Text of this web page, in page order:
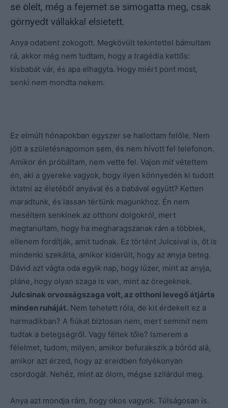
se ölelt, még a fejemet se simogatta meg, csak
görnyedt vállakkal elsietett.
Anya odabent zokogott. Megkövült tekintettel bámultam
rá, akkor még nem tudtam, hogy a tragédia kettős:
kisbabát vár, és apa elhagyta. Hogy miért pont most,
senki nem mondta nekem.
Ez elmúlt hónapokban egyszer se hallottam felőle. Nem
jött a születésnapomon sem, és nem hívott fel telefonon.
Amikor én próbáltam, nem vette fel. Vajon mit vétettem
én, aki a gyereke vagyok, hogy ilyen könnyedén ki tudott
iktatni az életéből anyával és a babával együtt? Ketten
maradtunk, és lassan tértünk magunkhoz. Én nem
meséltem senkinek az otthoni dolgokról, mert
megtanultam, hogy ha megharagszanak rám a többiek,
ellenem fordítják, amit tudnak. Ez történt Julcsival is, őt is
mindenki szekálta, amikor kiderült, hogy az anyja beteg.
Dávid azt vágta oda egyik nap, hogy lúzer, mint az anyja,
pláne, hogy olyan szaga is van, mint az öregeknek.
Julcsinak orvosságszaga volt, az otthoni levegő átjárta
minden ruháját. Nem tehetett róla, de kit érdekelt ez a
harmadikban? A fiúkat biztosan nem, mert semmit nem
tudtak a betegségről. Vagy féltek tőle? Ismerem a
félelmet, tudom, milyen, amikor befurakszik a bőröd alá,
amikor azt érzed, hogy az ereidben folyékonyan
csordogál. Nehéz, mint az ólom, mégse szilárdul meg.
Anya azt mondja rám, hogy okos vagyok. Túlságosan is.